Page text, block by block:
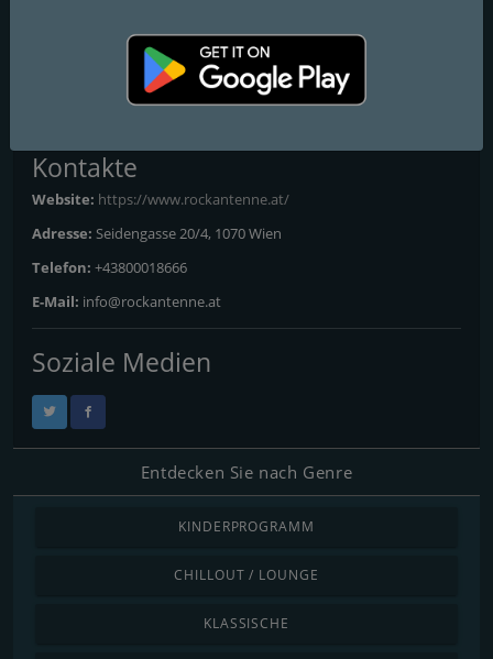
: DAB+
: DAB+
: DAB+
Alle Frequenzen
Kontakte
Website: https://www.rockantenne.at/
Adresse: Seidengasse 20/4, 1070 Wien
Telefon: +43800018666
E-Mail: info@rockantenne.at
Soziale Medien
Entdecken Sie nach Genre
KINDERPROGRAMM
CHILLOUT / LOUNGE
KLASSISCHE